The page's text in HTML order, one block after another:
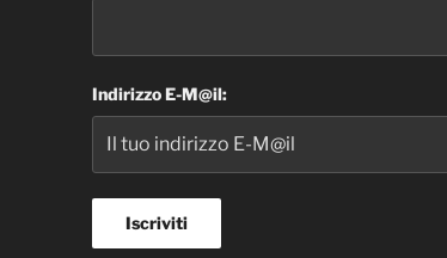
Indirizzo E-M@il: